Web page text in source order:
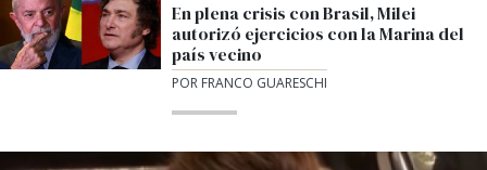
En plena crisis con Brasil, Milei
autorizó ejercicios con la Marina del
país vecino
POR FRANCO GUARESCHI